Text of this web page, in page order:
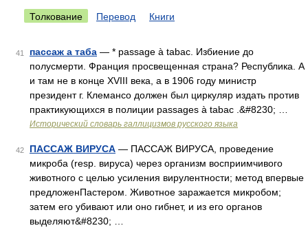
Толкование Перевод Книги
41 пассаж а таба — * passage à tabac. Избиение до
полусмерти. Франция просвещенная страна? Республика. А
и там не в конце XVIII века, а в 1906 году министр
президент г. Клемансо должен был циркуляр издать против
практикующихся в полиции passages à tabac .&#8230; …
Исторический словарь галлицизмов русского языка
42 ПАССАЖ ВИРУСА — ПАССАЖ ВИРУСА, проведение
микроба (resp. вируса) через организм восприимчивого
животного с целью усиления вирулентности; метод впервые
предложенПастером. Животное заражается микробом;
затем его убивают или оно гибнет, и из его органов
выделяют&#8230; …